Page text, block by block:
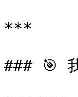
***
### 🎯